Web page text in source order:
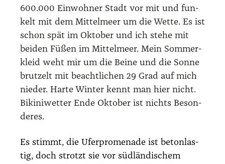
600.000 Ein­woh­ner Stadt vor mit und fun­
kelt mit dem Mit­tel­meer um die Wet­te. Es ist
schon spät im Okto­ber und ich ste­he mit
bei­den Füßen im Mit­tel­meer. Mein Som­mer­
kleid weht mir um die Bei­ne und die Son­ne
brut­zelt mit beacht­li­chen 29 Grad auf mich
nie­der. Har­te Win­ter kennt man hier nicht.
Biki­ni­wet­ter Ende Okto­ber ist nichts Beson­
de­res.
Es stimmt, die Ufer­pro­me­na­de ist beton­las­
tig, doch strotzt sie vor süd­län­di­schem